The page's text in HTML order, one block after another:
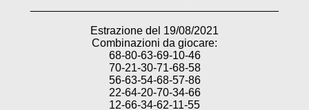
Estrazione del 19/08/2021
Combinazioni da giocare:
68-80-63-69-10-46
70-21-30-71-68-58
56-63-54-68-57-86
22-64-20-70-34-66
12-66-34-62-11-55